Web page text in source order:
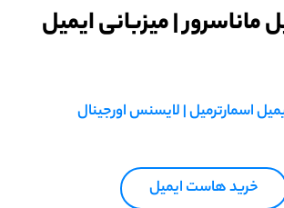
| میزبانی ایمیل
اسمارترمیل | لایسنس اورجینال
خرید هاست ایمیل